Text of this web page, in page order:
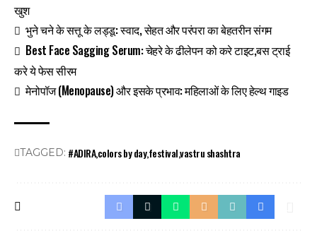
खुश
भुने चने के सत्तू के लड्डू: स्वाद, सेहत और परंपरा का बेहतरीन संगम
Best Face Sagging Serum: चेहरे के ढीलेपन को करे टाइट,बस ट्राई
करे ये फेस सीरम
मेनोपॉज (Menopause) और इसके प्रभाव: महिलाओं के लिए हेल्थ गाइड
TAGGED: #ADIRAcolors by dayfestivalvastru shashtra